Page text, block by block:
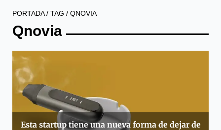
PORTADA/ TAG / QNOVIA
Qnovia
Esta startup tiene una nueva forma de dejar de